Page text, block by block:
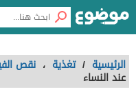
الرئيسية / تغذية ، نقص
عند النساء